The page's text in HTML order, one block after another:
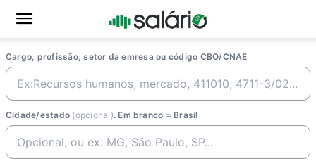
Cargo, profissão, setor da emresa ou código CBO/CNAE
Cidade/estado (opcional). Em branco = Brasil